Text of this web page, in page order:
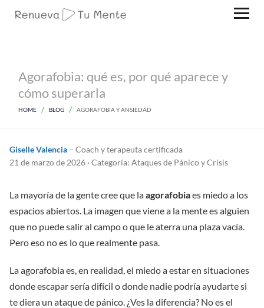
Agorafobia: qué es, por qué aparece y
cómo superarla
HOME BLOG AGORAFOBIA Y ANSIEDAD
Giselle Valencia – Coach y terapeuta certificada
21 de marzo de 2026 · Categoría: Ataques de Pánico y Crisis
La mayoría de la gente cree que laagorafobiaes miedo a los
espacios abiertos. La imagen que viene a la mente es alguien
que no puede salir al campo o que le aterra una plaza vacía.
Pero eso no es lo que realmente pasa.
La agorafobia es, en realidad, el miedo a estar en situaciones
donde escapar sería difícil o donde nadie podría ayudarte si
te diera un ataque de pánico. ¿Ves la diferencia? No es el